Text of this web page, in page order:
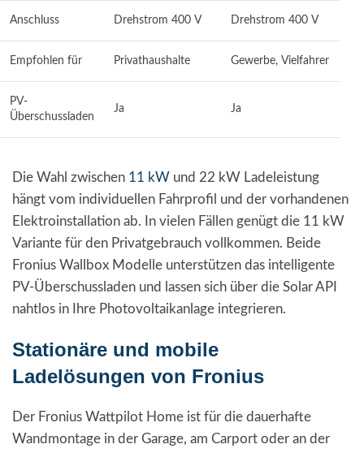
Anschluss Drehstrom 400 V Drehstrom 400 V
Empfohlen für Privathaushalte Gewerbe, Vielfahrer
PV-
Überschussladen
Ja Ja
Die Wahl zwischen 11 kW und 22 kW Ladeleistung
hängt vom individuellen Fahrprofil und der vorhandenen
Elektroinstallation ab. In vielen Fällen genügt die 11 kW
Variante für den Privatgebrauch vollkommen. Beide
Fronius Wallbox Modelle unterstützen das intelligente
PV-Überschussladen und lassen sich über die Solar API
nahtlos in Ihre Photovoltaikanlage integrieren.
Stationäre und mobile
Ladelösungen von Fronius
Der Fronius Wattpilot Home ist für die dauerhafte
Wandmontage in der Garage, am Carport oder an der